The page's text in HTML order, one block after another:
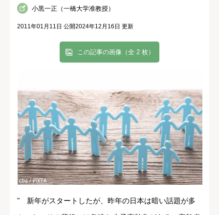
小黒一正（一橋大学准教授）
2011年01月11日 公開2024年12月16日 更新
この記事の画像（全 2 枚）
" 新年がスタートしたが、昨年の日本は暗い話題が多